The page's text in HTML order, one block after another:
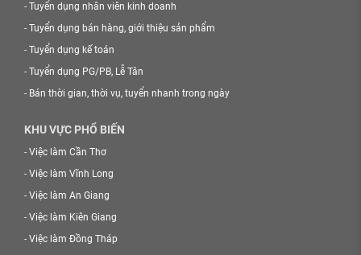
- Tuyển dụng nhân viên kinh doanh
- Tuyển dụng bán hàng, giới thiệu sản phẩm
- Tuyển dụng kế toán
- Tuyển dụng PG/PB, Lễ Tân
- Bán thời gian, thời vụ, tuyển nhanh trong ngày
KHU VỰC PHỔ BIẾN
- Việc làm Cần Thơ
- Việc làm Vĩnh Long
- Việc làm An Giang
- Việc làm Kiên Giang
- Việc làm Đồng Tháp